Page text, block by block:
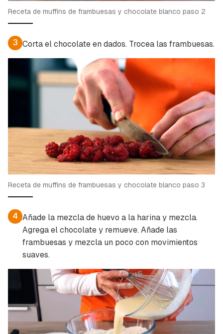
Receta de muffins de frambuesas y chocolate blanco paso 2
3 Corta el chocolate en dados. Trocea las frambuesas.
Receta de muffins de frambuesas y chocolate blanco paso 3
4 Añade la mezcla de huevo a la harina y mezcla.
Agrega el chocolate y remueve. Añade las
frambuesas y mezcla un poco con movimientos
suaves.